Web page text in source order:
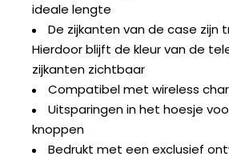
ideale lengte
De zijkanten van de case zijn
Hierdoor blijft de kleur van de
zijkanten zichtbaar
Compatibel met wireless
Uitsparingen in het hoesje
knoppen
Bedrukt met een exclusief